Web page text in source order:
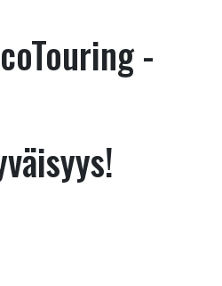
-